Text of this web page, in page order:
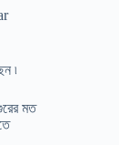
৷
মত